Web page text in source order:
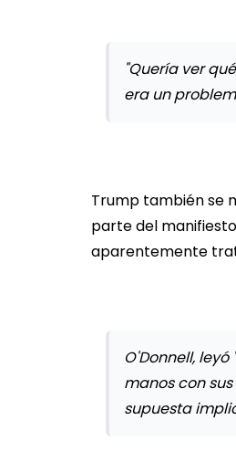
"Quería ver
era un
Trump también se
parte del
aparentemente
O'Donnell,
manos con
supuesta